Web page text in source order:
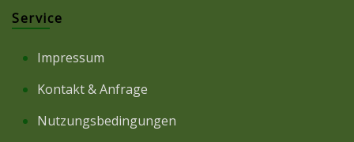
Service
Impressum
Kontakt & Anfrage
Nutzungsbedingungen